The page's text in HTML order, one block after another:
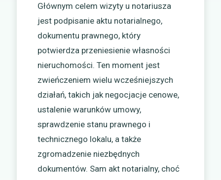
Głównym celem wizyty u notariusza
jest podpisanie aktu notarialnego,
dokumentu prawnego, który
potwierdza przeniesienie własności
nieruchomości. Ten moment jest
zwieńczeniem wielu wcześniejszych
działań, takich jak negocjacje cenowe,
ustalenie warunków umowy,
sprawdzenie stanu prawnego i
technicznego lokalu, a także
zgromadzenie niezbędnych
dokumentów. Sam akt notarialny, choć